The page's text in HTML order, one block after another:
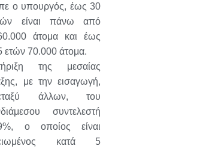
ο υπουργός, έως 30
είναι πάνω από
άτομα και έως
ετών 70.000 άτομα.
της μεσαίας
με την εισαγωγή,
άλλων, του
συντελεστή
ο οποίος είναι
κατά 5